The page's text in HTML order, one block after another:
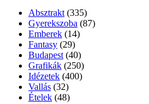
Absztrakt (335)
Gyerekszoba (87)
Emberek (14)
Fantasy (29)
Budapest (40)
Grafikák (250)
Idézetek (400)
Vallás (32)
Ételek (48)